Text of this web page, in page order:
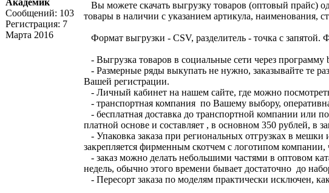
Академик
Сообщений: 103
Регистрация: 7
Марта 2016
Вы можете скачать выгрузку товаров (оптовый
товары в наличии с указанием артикула, наименования,
Формат выгрузки - CSV, разделитель - точка с
- Выгрузка товаров в социальные сети через программу
- Размерные ряды выкупать не нужно, заказывайте те
Вашей регистрации.
- Личный кабинет на нашем сайте, где можно посмотреть
- транспортная компания по Вашему выбору,
- бесплатная доставка до транспортной компании или
платной основе и составляет , в основном 350 рублей, в
- Упаковка заказа при региональных отгрузках в мешки
закрепляется фирменным скотчем с логотипом
- заказ можно делать небольшими частями в оптовом
недель, обычно этого времени бывает достаточно до
- Пересорт заказа по моделям практически исключен,